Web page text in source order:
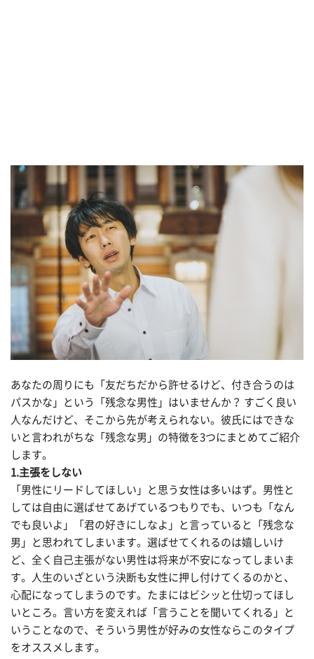
あなたの周りにも「友だちだから許せるけど、付き合うのは
パスかな」という「残念な男性」はいませんか？ すごく良い
人なんだけど、そこから先が考えられない。彼氏にはできな
いと言われがちな「残念な男」の特徴を3つにまとめてご紹介
します。
1.主張をしない
「男性にリードしてほしい」と思う女性は多いはず。男性と
しては自由に選ばせてあげているつもりでも、いつも「なん
でも良いよ」「君の好きにしなよ」と言っていると「残念な
男」と思われてしまいます。選ばせてくれるのは嬉しいけ
ど、全く自己主張がない男性は将来が不安になってしまいま
す。人生のいざという決断も女性に押し付けてくるのかと、
心配になってしまうのです。たまにはビシッと仕切ってほし
いところ。言い方を変えれば「言うことを聞いてくれる」と
いうことなので、そういう男性が好みの女性ならこのタイプ
をオススメします。